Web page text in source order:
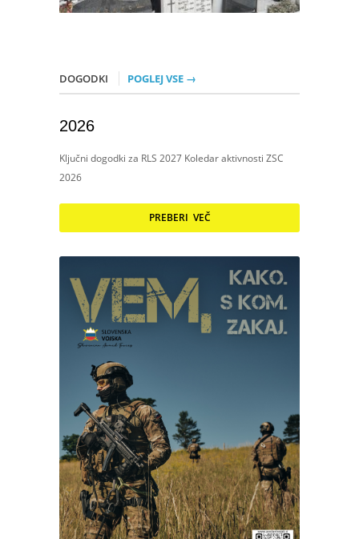
DOGODKI POGLEJ VSE →
2026
Ključni dogodki za RLS 2027 Koledar aktivnosti ZSC
2026
PREBERI VEČ